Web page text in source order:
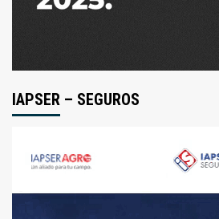
IAPSER – SEGUROS